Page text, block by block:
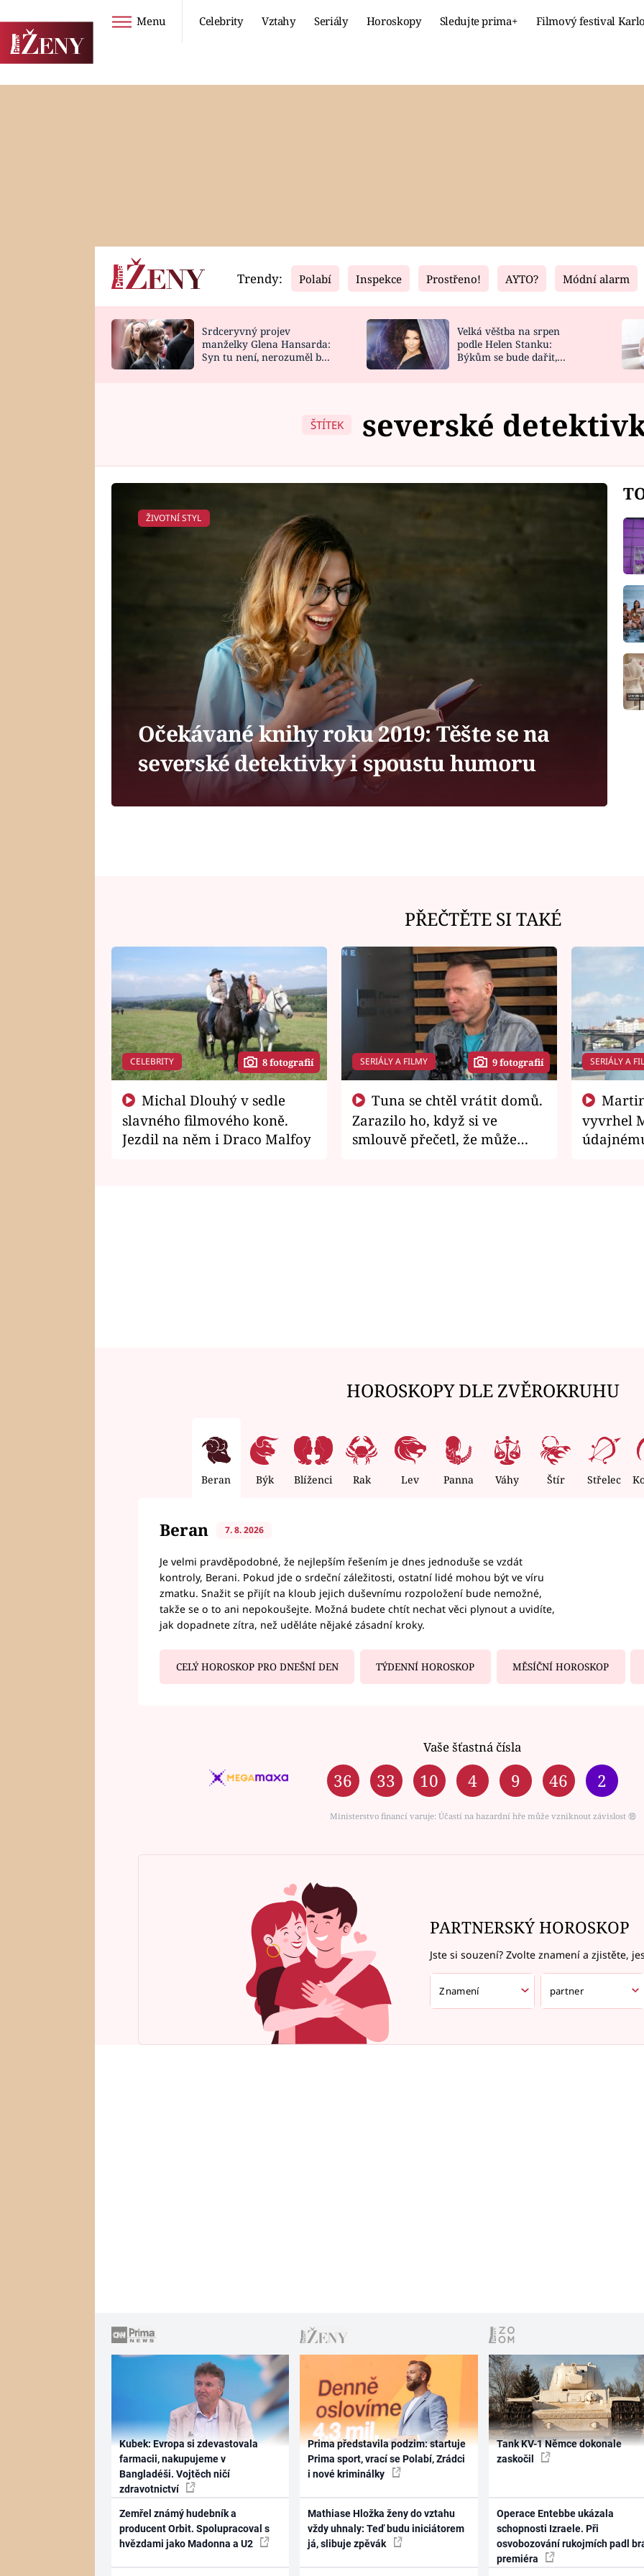
Menu Celebrity Vztahy Seriály Horoskopy Sledujte prima+ Filmový festival
Horoskopy
HOROSKOP NA
Video
CELEBRITY
VAŘENÍ
Fresh
NOVINKY
VIDEORECEPTY
Living
DESIGN
Trendy: Polabí Inspekce Prostřeno! AYTO? Módní alarm
Srdceryvný projev
manželky Glena Hansarda:
Syn tu není, nerozuměl by
Velká věštba na srpen
podle Helen Stanku:
Býkům se bude dařit,
ŠTÍTEK severské
ŽIVOTNÍ STYL
Očekávané knihy roku 2019: Těšte se na
severské detektivky i spoustu humoru
PŘEČTĚTE SI TAKÉ
CELEBRITY 8 fotografií
slavného filmového koně.
Jezdil na něm i Draco Malfoy
SERIÁLY A FILMY 9 fotografií
Zarazilo ho, když si ve
smlouvě přečetl, že může
SERIÁLY A
vyvrhel
HOROSKOPY DLE ZVĚROKRUHU
Beran Býk Blíženci Rak Lev Panna Váhy Štír Střelec
Beran 7. 8. 2026
Je velmi pravděpodobné, že nejlepším řešením je dnes jednoduše se vzdát
kontroly, Berani. Pokud jde o srdeční záležitosti, ostatní lidé mohou být ve víru
zmatku. Snažit se přijít na kloub jejich duševnímu rozpoložení bude nemožné,
takže se o to ani nepokoušejte. Možná budete chtít nechat věci plynout a uvidíte,
jak dopadnete zítra, než uděláte nějaké zásadní kroky.
CELÝ HOROSKOP PRO DNEŠNÍ DEN TÝDENNÍ HOROSKOP MĚSÍČNÍ HOROSKOP
Vaše šťastná čísla
36 33 10 4 9 46 2
Ministerstvo financí varuje: Účastí na hazardní hře může vzniknout závislost ⑱
PARTNERSKÝ HOROSKOP
Jste si souzení? Zvolte znamení a zjistěte,
Kubek: Evropa si zdevastovala
farmacii, nakupujeme v
Bangladéši. Vojtěch ničí
zdravotnictví
Zemřel známý hudebník a
producent Orbit. Spolupracoval s
hvězdami jako Madonna a U2
Prima představila podzim: startuje
Prima sport, vrací se Polabí, Zrádci
i nové kriminálky
Mathiase Hložka ženy do vztahu
vždy uhnaly: Teď budu iniciátorem
já, slibuje zpěvák
Tank KV-1 Němce dokonale
zaskočil
Operace Entebbe ukázala
schopnosti Izraele. Při
osvobozování rukojmích padl
premiéra